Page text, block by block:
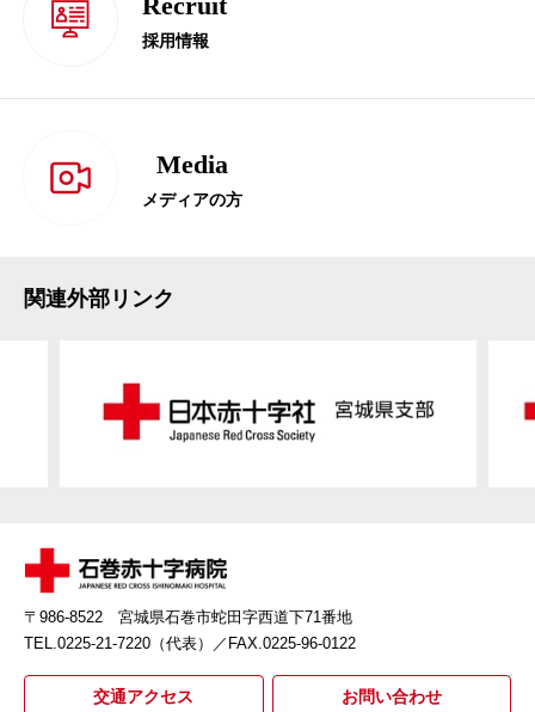
採用情報
Media
メディアの方
関連外部リンク
〒986-8522 宮城県石巻市蛇田字西道下71番地
TEL.0225-21-7220（代表）
／FAX.0225-96-0122
交通アクセス お問い合わせ